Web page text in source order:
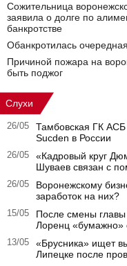
Сожительница
заявила о долге по
банкротстве
Обанкротилась
Причиной пожара на
быть поджог
Слухи
26/05
Тамбовская ГК АСБ
Sucden в России
26/05
«Кадровый круг
Шуваев связан с
26/05
Воронежскому
заработок на них?
15/05
После смены главы
Лоренц «бумажно»
13/05
«Брусника» ищет
Липецке после